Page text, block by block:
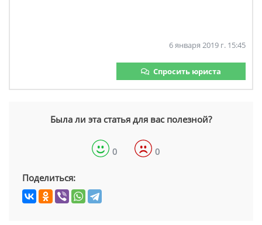
6 января 2019 г. 15:45
Спросить юриста
Была ли эта статья для вас полезной?
0 0
Поделиться: